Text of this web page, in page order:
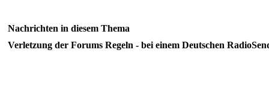
Nachrichten in diesem Thema
Verletzung der Forums Regeln - bei einem Deutschen